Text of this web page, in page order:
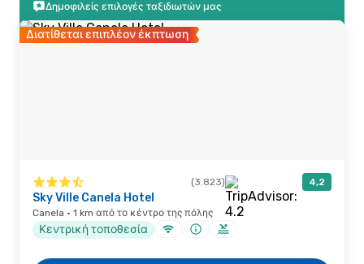
Δημοφιλείς επιλογές ταξιδιωτών μας
Διατίθεται επιπλέον έκπτωση
(3.823) 4,2
Sky Ville Canela Hotel
Canela · 1 km από το κέντρο της πόλης
Κεντρική τοποθεσία